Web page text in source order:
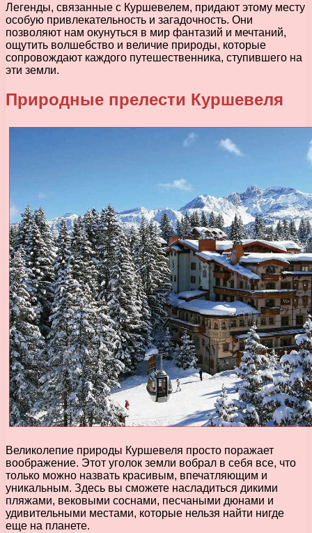
Легенды, связанные с Куршевелем, придают этому месту
особую привлекательность и загадочность. Они
позволяют нам окунуться в мир фантазий и мечтаний,
ощутить волшебство и величие природы, которые
сопровождают каждого путешественника, ступившего на
эти земли.
Природные прелести Куршевеля
Великолепие природы Куршевеля просто поражает
воображение. Этот уголок земли вобрал в себя все, что
только можно назвать красивым, впечатляющим и
уникальным. Здесь вы сможете насладиться дикими
пляжами, вековыми соснами, песчаными дюнами и
удивительными местами, которые нельзя найти нигде
еще на планете.